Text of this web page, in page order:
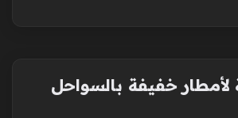
خفيفة بالسواحل